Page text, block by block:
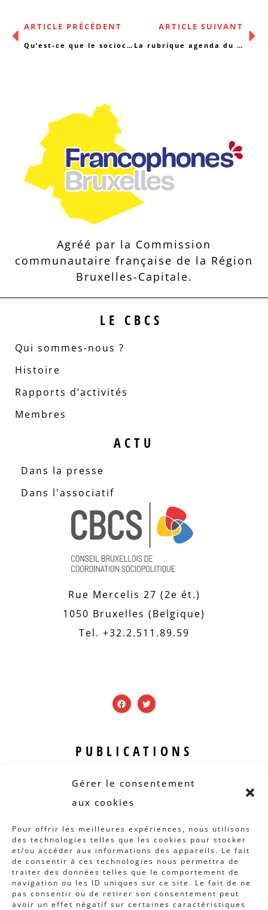
Gérer le consentement
aux cookies
Pour offrir les meilleures expériences, nous utilisons
des technologies telles que les cookies pour stocker
et/ou accéder aux informations des appareils. Le fait
de consentir à ces technologies nous permettra de
traiter des données telles que le comportement de
navigation ou les ID uniques sur ce site. Le fait de ne
pas consentir ou de retirer son consentement peut
avoir un effet négatif sur certaines caractéristiques
ARTICLE PRÉCÉDENT
Qu’est-ce que le socioculturel aujourd’hui ?
ARTICLE SUIVANT
La rubrique agenda du 18/01/2016
Agréé par la Commission
communautaire française de la Région
Bruxelles-Capitale.
LE CBCS
Qui sommes-nous ?
Histoire
Rapports d’activités
Membres
ACTU
Dans la presse
Dans l'associatif
Rue Mercelis 27 (2e ét.)
1050 Bruxelles (Belgique)
Tel. +32.2.511.89.59
PUBLICATIONS
Revue B.I.S.
Rapports et analyses
Articles
AUTRES INFOS
Actions
Concertation